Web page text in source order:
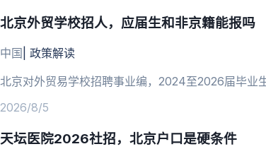
北京外贸学校招人，应届生和非京籍能报吗
中国 政策解读
北京对外贸易学校招聘事业编，2024至2026届毕业
2026/8/5
天坛医院2026社招，北京户口是硬条件